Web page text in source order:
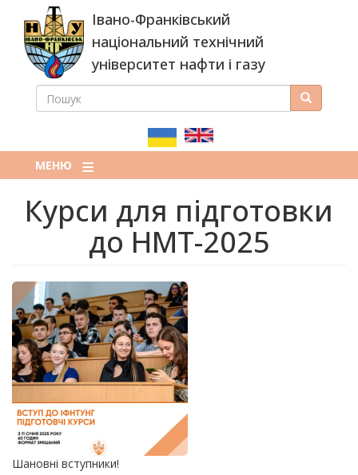
основного
вмісту
Івано-Франківський
національний технічний
університет нафти і газу
ПОШУКОВА
ПОШУК Пошук
МЕНЮ
Курси для підготовки
до НМТ-2025
Шановні вступники!